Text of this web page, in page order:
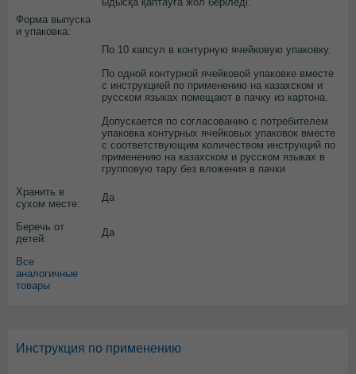
Форма выпуска
и упаковка:
По 10 капсул в контурную ячейковую упаковку.
По одной контурной ячейковой упаковке вместе
с инструкцией по применению на казахском и
русском языках помещают в пачку из картона.
Допускается по согласованию с потребителем
упаковка контурных ячейковых упаковок вместе
с соответствующим количеством инструкций по
применению на казахском и русском языках в
групповую тару без вложения в пачки
Хранить в
сухом месте:
Да
Беречь от
детей:
Да
Все
аналогичные
товары
Инструкция по применению